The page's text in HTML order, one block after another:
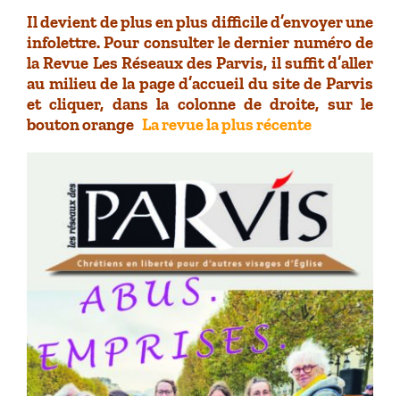
Il devient de plus en plus difficile d’envoyer une
infolettre. Pour consulter le dernier numéro de
la Revue Les Réseaux des Parvis, il suffit d’aller
au milieu de la page d’accueil du site de Parvis
et cliquer, dans la colonne de droite, sur le
bouton orange La revue la plus récente